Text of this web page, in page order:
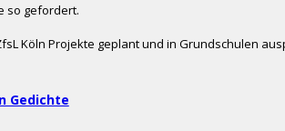
so gefordert.
Köln Projekte geplant und in Grundschulen
Gedichte